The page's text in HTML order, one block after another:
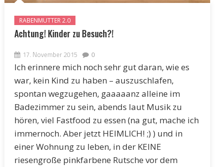
RABENMUTTER 2.0
Achtung! Kinder zu Besuch?!
17. November 2015 0
Ich erinnere mich noch sehr gut daran, wie es
war, kein Kind zu haben – auszuschlafen,
spontan wegzugehen, gaaaaanz alleine im
Badezimmer zu sein, abends laut Musik zu
hören, viel Fastfood zu essen (na gut, mache ich
immernoch. Aber jetzt HEIMLICH! ;) ) und in
einer Wohnung zu leben, in der KEINE
riesengroße pinkfarbene Rutsche vor dem